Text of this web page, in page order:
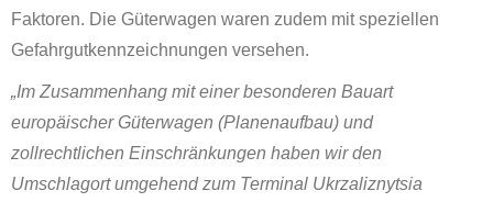
Faktoren. Die Güterwagen waren zudem mit speziellen
Gefahrgutkennzeichnungen versehen.
„Im Zusammenhang mit einer besonderen Bauart
europäischer Güterwagen (Planenaufbau) und
zollrechtlichen Einschränkungen haben wir den
Umschlagort umgehend zum Terminal Ukrzaliznytsia